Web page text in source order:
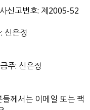
신고번호: 제2005-52
신은정
주: 신은정
께서는 이메일 또는 팩